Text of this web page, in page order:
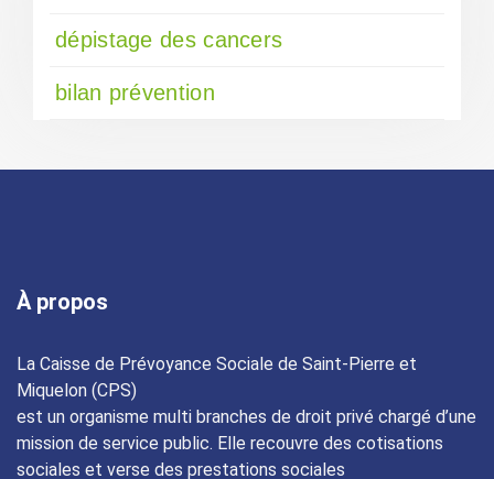
dépistage des cancers
bilan prévention
À propos
La Caisse de Prévoyance Sociale de Saint-Pierre et
Miquelon (CPS)
est un organisme multi branches de droit privé chargé d’une
mission de service public. Elle recouvre des cotisations
sociales et verse des prestations sociales